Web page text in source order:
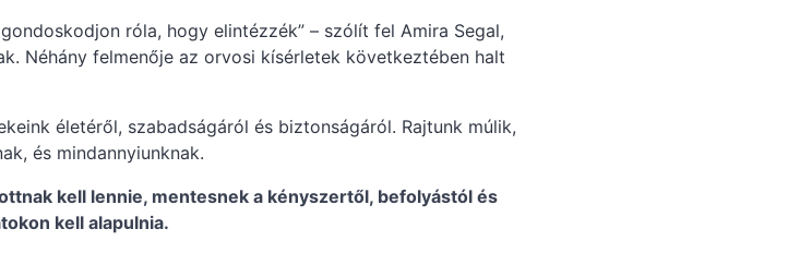
róla, hogy elintézzék” – szólít fel Amira Segal,
Néhány felmenője az orvosi kísérletek következtében halt
életéről, szabadságáról és biztonságáról. Rajtunk múlik,
és mindannyiunknak.
kell lennie, mentesnek a kényszertől, befolyástól és
kell alapulnia.